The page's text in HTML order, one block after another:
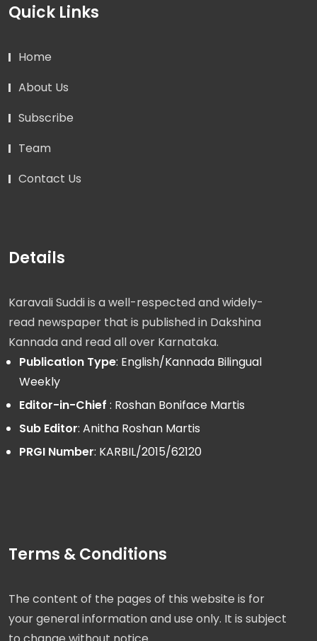
Quick Links
Home
About Us
Subscribe
Team
Contact Us
Details
Karavali Suddi is a well-respected and widely-
read newspaper that is published in Dakshina
Kannada and read all over Karnataka.
Publication Type: English/Kannada Bilingual
Weekly
Editor-in-Chief : Roshan Boniface Martis
Sub Editor: Anitha Roshan Martis
PRGI Number: KARBIL/2015/62120
Terms & Conditions
The content of the pages of this website is for
your general information and use only. It is subject